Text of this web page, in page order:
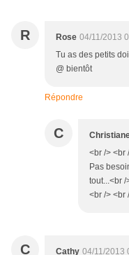
R Rose 04/11/2013
Tu as des petits
@ bientôt
Répondre
C
<br /> <br
Pas
tout...<br
<br /> <br
C Cathy 04/11/2013